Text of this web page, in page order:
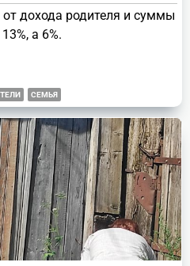
дохода родителя и суммы
а 6%.
СЕМЬЯ